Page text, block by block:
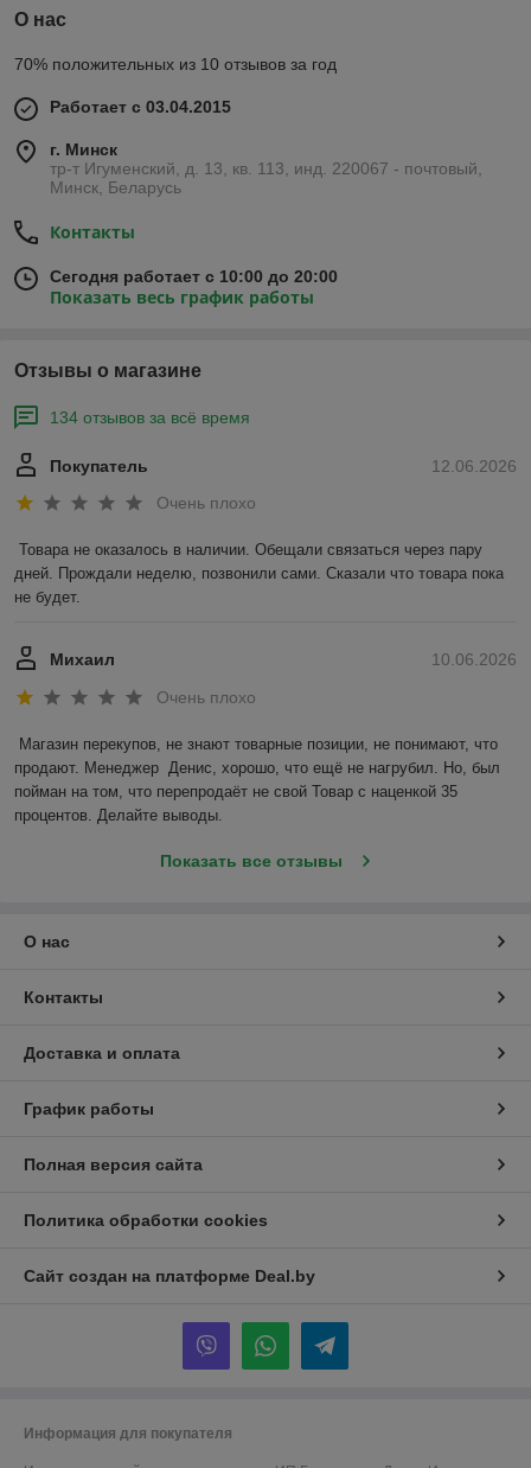
О нас
70% положительных из 10 отзывов за год
Работает с 03.04.2015
г. Минск
тр-т Игуменский, д. 13, кв. 113, инд. 220067 - почтовый,
Минск, Беларусь
Контакты
Сегодня работает с 10:00 до 20:00
Показать весь график работы
Отзывы о магазине
134 отзывов за всё время
12.06.2026
Покупатель
Очень плохо
Товара не оказалось в наличии. Обещали связаться через пару
дней. Прождали неделю, позвонили сами. Сказали что товара пока
не будет.
10.06.2026
Михаил
Очень плохо
Магазин перекупов, не знают товарные позиции, не понимают, что
продают. Менеджер  Денис, хорошо, что ещё не нагрубил. Но, был
пойман на том, что перепродаёт не свой Товар с наценкой 35
процентов. Делайте выводы.
Показать все отзывы
О нас
Контакты
Доставка и оплата
График работы
Полная версия сайта
Политика обработки cookies
Сайт создан на платформе Deal.by
Информация для покупателя